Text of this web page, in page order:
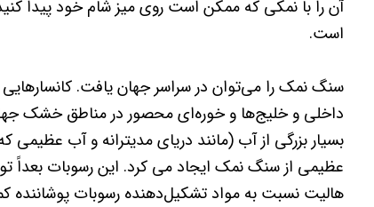
آن را با نمکی که ممکن است روی میز شام خود پیدا
است.
سنگ نمک را می‌توان در سراسر جهان یافت.
داخلی و خلیج‌ها و خوره‌ای محصور در مناطق خشک
بسیار بزرگی از آب (مانند دریای مدیترانه و آب
عظیمی از سنگ نمک ایجاد می کرد. این رسوبات بعداً
هالیت نسبت به مواد تشکیل‌دهنده رسوبات پوشاننده